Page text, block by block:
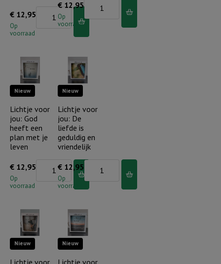
€ 12,95
Op
voorraad
Lichtje
liefde
en
mag
ik
mijn
ervaren
€ 12,95
Op
voorraad
Lichtje
voor
mijn
wil
maar
wil
aantal
Nieuw
Lichtje voor
jou: God
heeft een
plan met je
leven
€ 12,95
Op
voorraad
Lichtje
heeft
een
Nieuw
Lichtje voor
jou: De
liefde is
geduldig en
vriendelijk
€ 12,95
Op
voorraad
voor
jou:
liefde
is
Nieuw
Lichtje voor
Nieuw
Lichtje voor